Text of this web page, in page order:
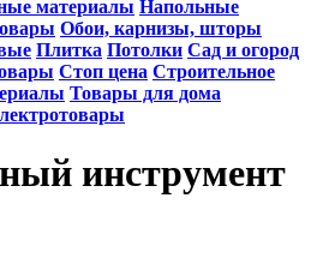
материалы Напольные
Обои, карнизы, шторы
Плитка Потолки Сад и огород
Стоп цена Строительное
Товары для дома
инструмент